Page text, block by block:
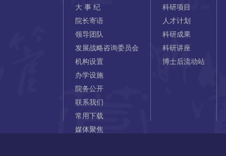
大 事 纪
院长寄语
领导团队
发展战略咨询委员会
机构设置
办学设施
院务公开
联系我们
常用下载
媒体聚焦
科研项目
人才计划
科研成果
科研讲座
博士后流动站